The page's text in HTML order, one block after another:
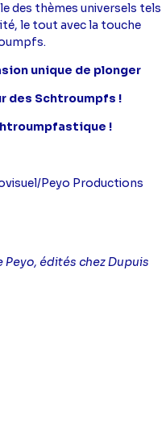
des thèmes universels tels
le tout avec la touche
unique de plonger
des Schtroumpfs !
!
Peyo Productions
Peyo, édités chez Dupuis